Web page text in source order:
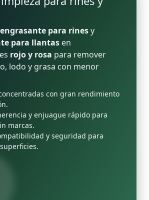
para rinesy
para llantas en
rojo y rosa para remover
lodo y grasa con menor
con gran rendimiento
y enjuague rápido para
marcas.
y seguridad para